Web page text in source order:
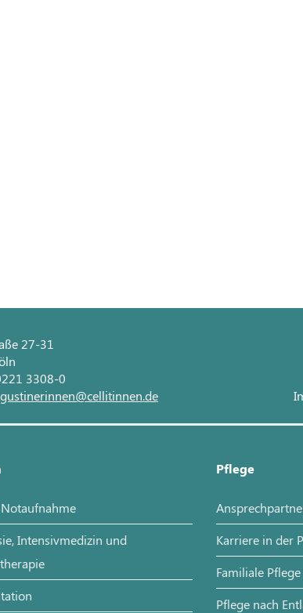
27-31
3308-0
Intensivmedizin und
Pflege
Karriere in der
Familiale Pflege
Pflege nach